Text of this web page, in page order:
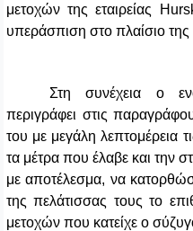
μετοχών της εταιρείας
υπεράσπιση στο πλαίσιο της
Στη συνέχεια ο
περιγράφει στις
του με μεγάλη λεπτομέρεια
τα μέτρα που έλαβε και την
με αποτέλεσμα, να
της πελάτισσας τους το
μετοχών που κατείχε ο